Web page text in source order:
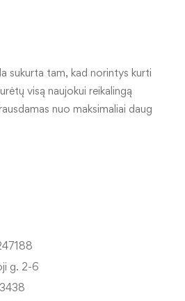
sukurta tam, kad norintys kurti
visą naujokui reikalingą
nuo maksimaliai daug
g. 2-6